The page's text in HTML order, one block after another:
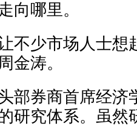
向哪里。
不少市场人士想
涛。
部券商首席经济
研究体系。虽然